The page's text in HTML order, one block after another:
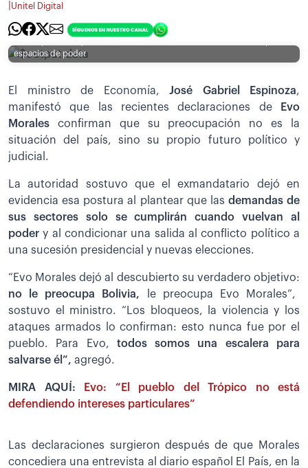
Unitel Digital
espacios de poder
El ministro de Economía, José Gabriel Espinoza,
manifestó que las recientes declaraciones de
Evo
Morales confirman que su preocupación no es la
situación del país, sino su propio futuro político y
judicial.
La autoridad sostuvo que el exmandatario dejó en
evidencia esa postura al plantear que las demandas de
sus sectores solo se cumplirán cuando vuelvan al
podery al condicionar una salida al conflicto político a
una sucesión presidencial y nuevas elecciones.
“Evo Morales dejó al descubierto su verdadero objetivo:
no le preocupa Bolivia, le preocupa Evo Morales”,
sostuvo el ministro. “Los bloqueos, la violencia y los
ataques armados lo confirman: esto nunca fue por el
pueblo. Para Evo, todos somos una escalera para
salvarse él”, agregó.
MIRA AQUÍ:
Evo: “El pueblo del Trópico no está
defendiendo intereses particulares”
Las declaraciones surgieron después de que Morales
concediera una entrevista al diario español El País, en la